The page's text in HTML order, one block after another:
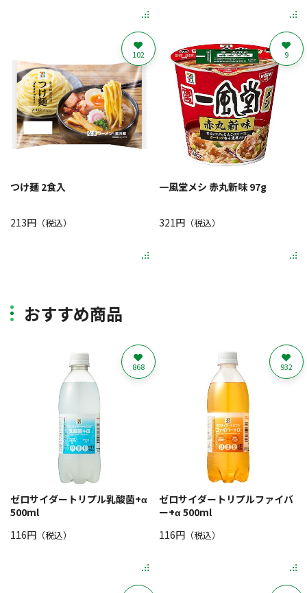
つけ麺 2食入
213円 （税込）
102
一風堂メシ 赤丸新味 97g
321円（税込）
9
おすすめ商品
ゼロサイダートリプル乳酸菌+α
500ml
116円 （税込）
868
ゼロサイダートリプルファイバ
ー+α 500ml
116円（税込）
932